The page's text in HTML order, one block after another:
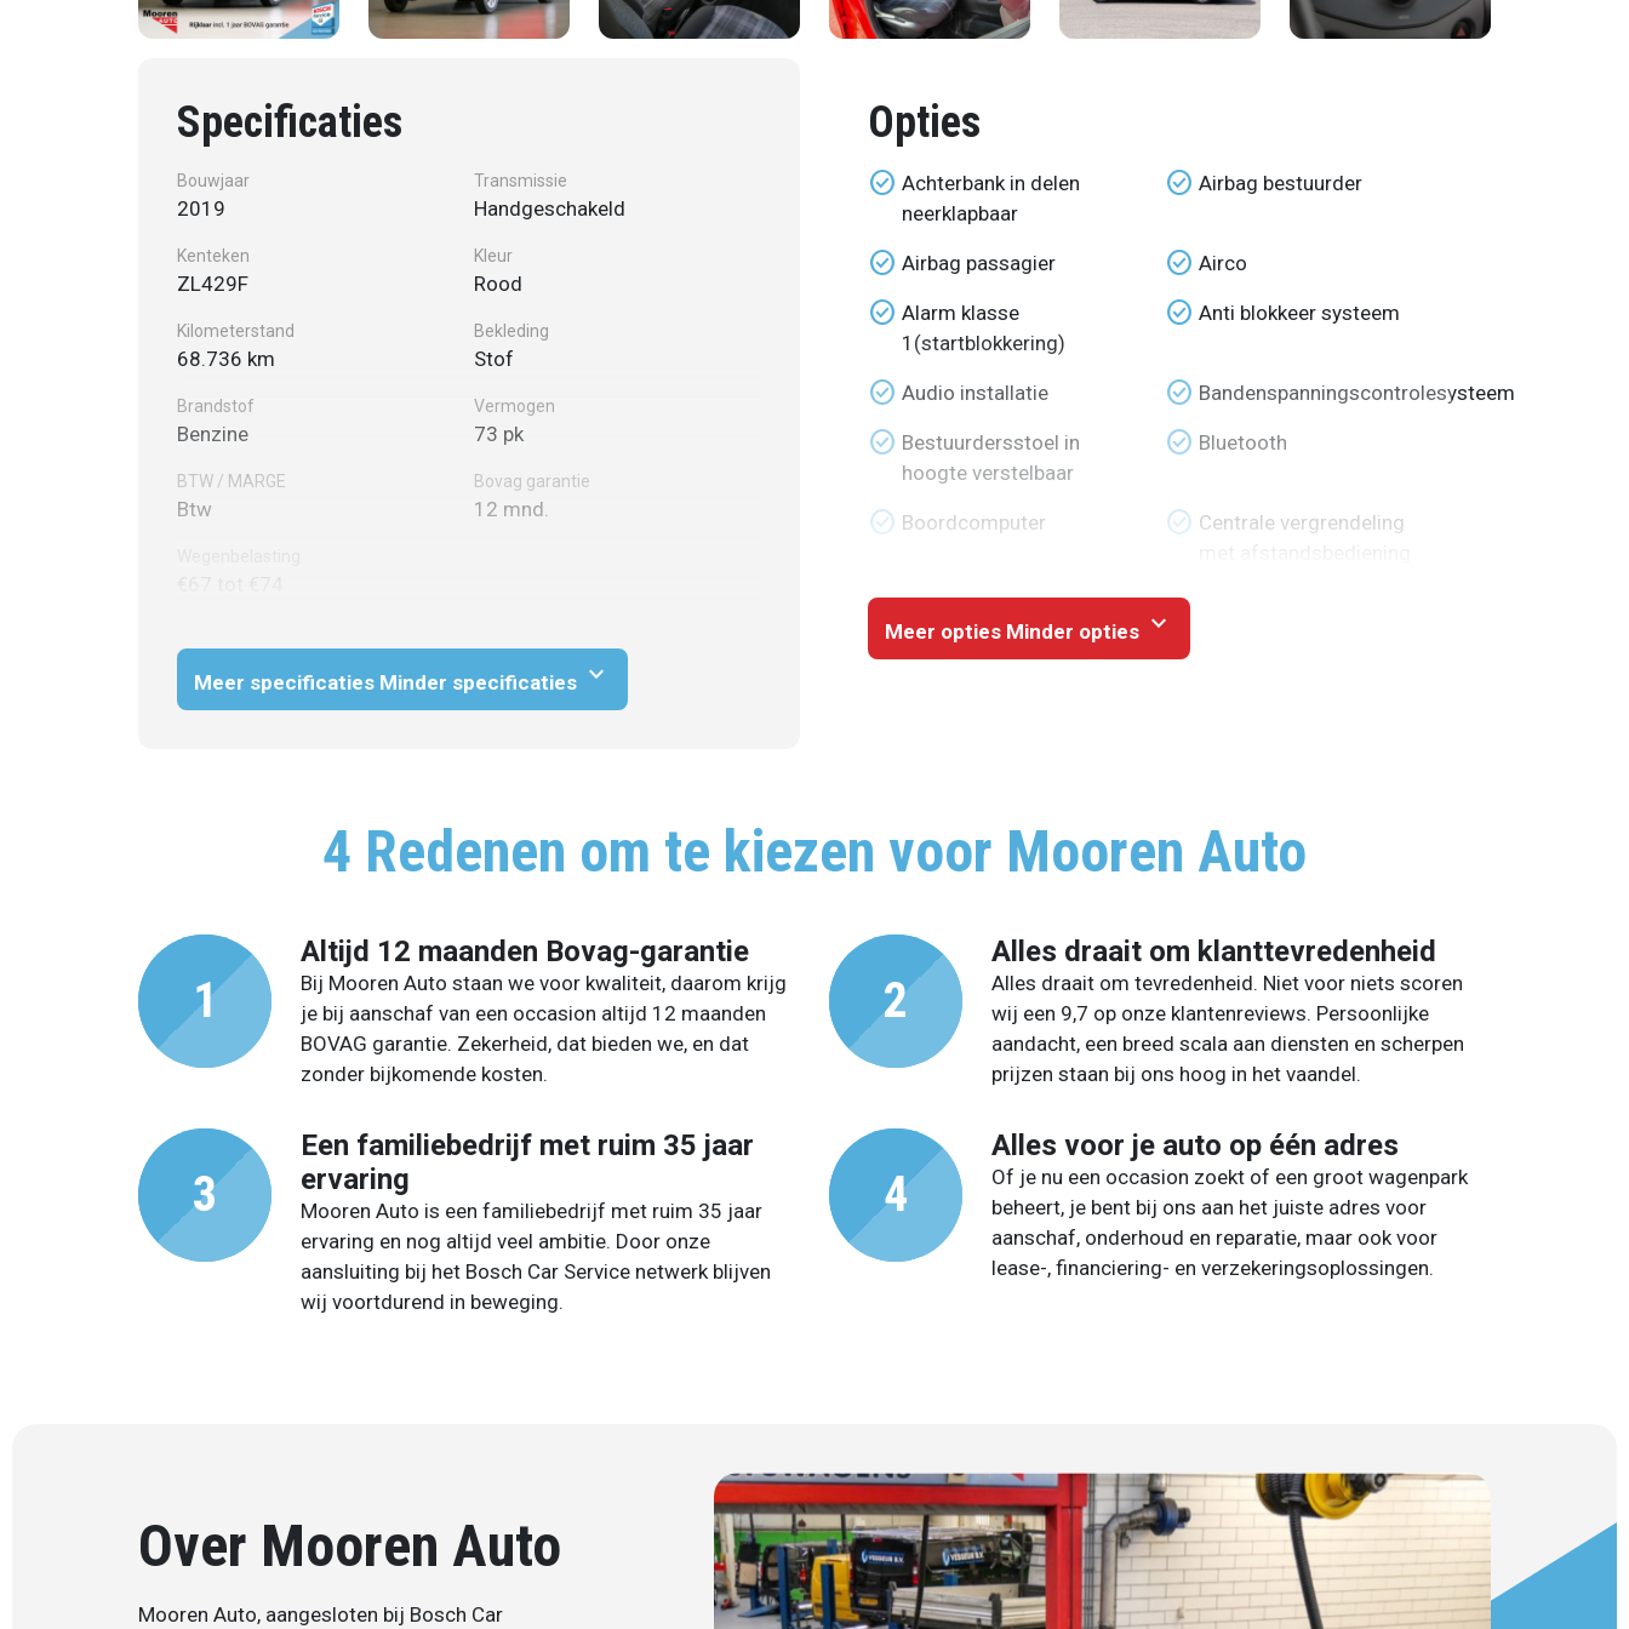
Specificaties
Bouwjaar
2019
Transmissie
Handgeschakeld
Kenteken
ZL429F
Kleur
Rood
Kilometerstand
68.736 km
Bekleding
Stof
Brandstof
Benzine
Vermogen
73 pk
BTW / MARGE
Btw
Bovag garantie
12 mnd.
Meer specificaties Minder specificaties expand_more
Opties
check_circle Achterbank in delen
neerklapbaar
check_circle Airbag bestuurder
check_circle Airbag passagier check_circle Airco
check_circle Alarm klasse
1(startblokkering)
check_circle Anti blokkeer systeem
check_circle Audio installatie check_circle Bandenspanningscontrolesysteem
check_circle Bestuurdersstoel in
hoogte verstelbaar
check_circle Bluetooth
check_circle Boordcomputer check_circle Centrale vergrendeling
Meer opties Minder opties expand_more
4 Redenen om te kiezen voor Mooren Auto
Altijd 12 maanden Bovag-garantie
Bij Mooren Auto staan we voor kwaliteit, daarom krijg
je bij aanschaf van een occasion altijd 12 maanden
BOVAG garantie. Zekerheid, dat bieden we, en dat
zonder bijkomende kosten.
Alles draait om klanttevredenheid
Alles draait om tevredenheid. Niet voor niets scoren
wij een 9,7 op onze klantenreviews. Persoonlijke
aandacht, een breed scala aan diensten en scherpen
prijzen staan bij ons hoog in het vaandel.
Een familiebedrijf met ruim 35 jaar
ervaring
Mooren Auto is een familiebedrijf met ruim 35 jaar
ervaring en nog altijd veel ambitie. Door onze
aansluiting bij het Bosch Car Service netwerk blijven
wij voortdurend in beweging.
Alles voor je auto op één adres
Of je nu een occasion zoekt of een groot wagenpark
beheert, je bent bij ons aan het juiste adres voor
aanschaf, onderhoud en reparatie, maar ook voor
lease-, financiering- en verzekeringsoplossingen.
Over Mooren Auto
Mooren Auto, aangesloten bij Bosch Car